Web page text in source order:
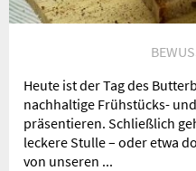
Heute ist der Tag des
nachhaltige Frühstücks-
präsentieren. Schließlich
leckere Stulle – oder etwa
von unseren ...